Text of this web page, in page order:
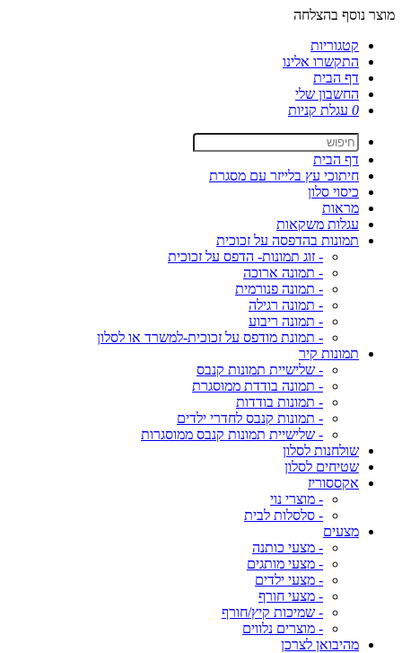
מוצר נוסף בהצלחה
קטגוריות
התקשרו אלינו
דף הבית
החשבון שלי
0 עגלת קניות
דף הבית
חיתוכי עץ בלייזר עם מסגרת
כיסוי סלון
מראות
עגלות משקאות
תמונות בהדפסה על זכוכית
- זוג תמונות- הדפס על זכוכית
- תמונה ארוכה
- תמונה פנורמית
- תמונה רגילה
- תמונה ריבוע
- תמונת מודפס על זכוכית-למשרד או לסלון
תמונות קיר
- שלישיית תמונות קנבס
- תמונה בודדת ממוסגרת
- תמונות בודדות
- תמונות קנבס לחדרי ילדים
- שלישיית תמונות קנבס ממוסגרות
שולחנות לסלון
שטיחים לסלון
אקססוריז
- מוצרי נוי
- סלסלות לבית
מצעים
- מצעי כותנה
- מצעי מותגים
- מצעי ילדים
- מצעי חורף
- שמיכות קיץ/חורף
- מוצרים נלווים
מהיבואן לצרכן